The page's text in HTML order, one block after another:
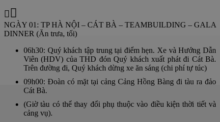
NGÀY 01: TP HÀ NỘI – CÁT BÀ – TEAMBUILDING – GALA
DINNER (Ăn trưa, tối)
06h30: Quý khách tập trung tại điểm hẹn. Xe và Hướng Dẫn
Viên (HDV) của THD đón Quý khách xuất phát đi Cát Bà.
Trên đường đi, Quý khách dừng xe ăn sáng (chi phí tự túc)
09h00: Đoàn có mặt tại cảng Cảng Hồng Bàng đi tàu ra đảo
Cát Bà.
(Giờ tàu có thể thay đổi phụ thuộc vào điều kiện thời tiết và
cảng vụ).